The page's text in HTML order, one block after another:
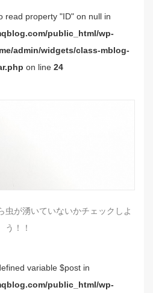
read property "ID" on null in
public_html/wp-
admin/widgets/class-mblog-
on line 24
虫が湧いていないかチェックしよ
う！！
variable $post in
public_html/wp-